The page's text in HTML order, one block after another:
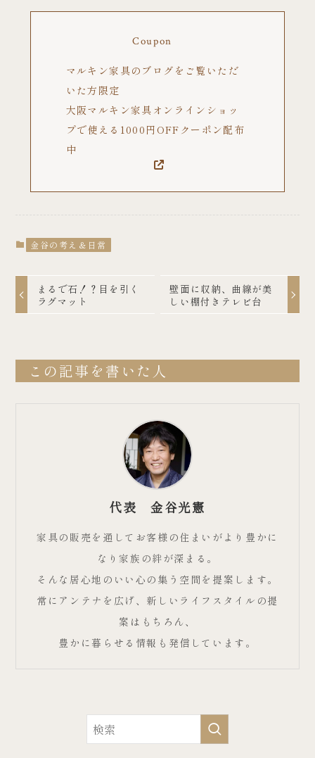
Coupon
マルキン家具のブログをご覧いただ
いた方限定
大阪マルキン家具オンラインショッ
プで使える1000円OFFクーポン配布
中
金谷の考え＆日常
まるで石！？目を引く
ラグマット
壁面に収納、曲線が美
しい棚付きテレビ台
この記事を書いた人
代表 金谷光憲
家具の販売を通してお客様の住まいがより豊かに
なり家族の絆が深まる。
そんな居心地のいい心の集う空間を提案します。
常にアンテナを広げ、新しいライフスタイルの提
案はもちろん、
豊かに暮らせる情報も発信しています。